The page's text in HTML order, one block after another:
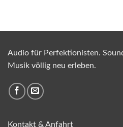
Audio für Perfektionisten.
Musik völlig neu erleben.
Kontakt & Anfahrt